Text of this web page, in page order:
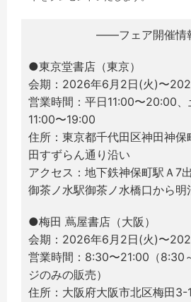
――フェア開催
●東京堂書店（東京）
会期：2026年6月2日(火)〜
営業時間：平日11:00〜20:00
11:00〜19:00
住所：東京都千代田区神田神
田すずらん通り沿い
アクセス：地下鉄神保町駅Ａ7
御茶ノ水駅御茶ノ水橋口から明
●梅田 蔦屋書店（大阪）
会期：2026年6月2日(火)〜
営業時間：8:30〜21:00（8:30
ジのみの販売）
住所：大阪府大阪市北区梅田